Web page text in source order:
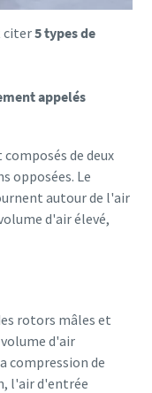
citer5 types de
appelés
de deux
opposées. Le
autour de l'air
d'air élevé,
rotors mâles et
d'air
compression de
l'air d'entrée